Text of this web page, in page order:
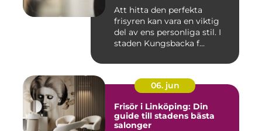
Att hitta den perfekta
frisyren kan vara en viktig
del av ens personliga stil. I
staden Kungsbacka f...
06. jun
Frisör i Linköping: Din
guide till stadens bästa
salonger